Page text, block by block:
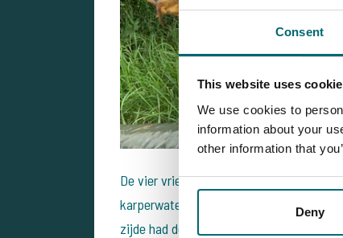
Consent
This website uses
We use cookies to
information about your
other information that
Deny
De vier vrienden Markus, Peter, Marco,
karperwater leent zich hier uitstekend
zijde had de vier vismaten een echte